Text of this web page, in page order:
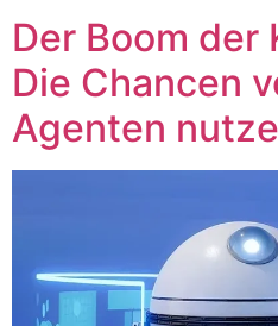
Der Boom der
Die Chancen
Agenten